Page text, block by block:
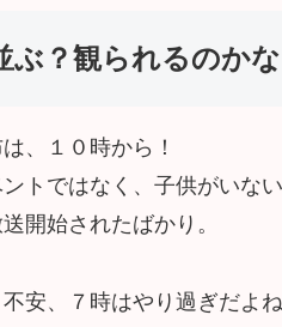
ぶ？観られるのかな
、１０時から！
ントではなく、子供がいな
開始されたばかり。
不安、７時はやり過ぎだよね